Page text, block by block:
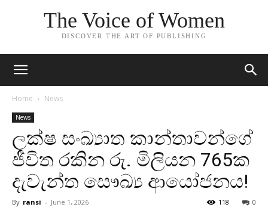
The Voice of Women
DISCOVER THE ART OF PUBLISHING
Home News
News
ලක්ෂ සංඛ්‍යාත කාන්තාවන්ගේ
ජීවිත රකින රු. මිලියන 765ක
දැවැන්ත සෞඛ්‍ය ආයෝජනය!
By ransi - June 1, 2026 0
118